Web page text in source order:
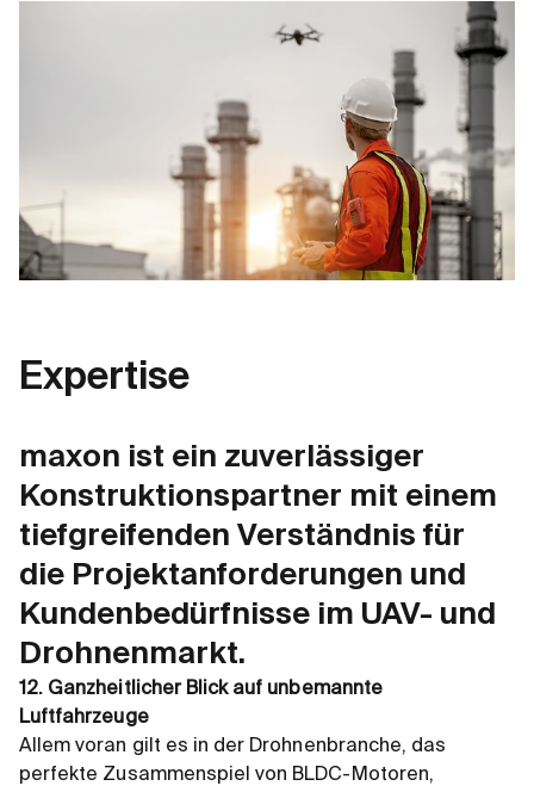
Expertise
maxon ist ein zuverlässiger
Konstruktionspartner mit einem
tiefgreifenden Verständnis für
die Projektanforderungen und
Kundenbedürfnisse im UAV- und
Drohnenmarkt.
12. Ganzheitlicher Blick auf unbemannte
Luftfahrzeuge
Allem voran gilt es in der Drohnenbranche, das
perfekte Zusammenspiel von BLDC-Motoren,